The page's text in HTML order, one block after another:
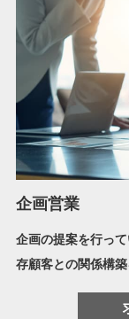
企画営業
企画の提案を行っ
存顧客との関係構築